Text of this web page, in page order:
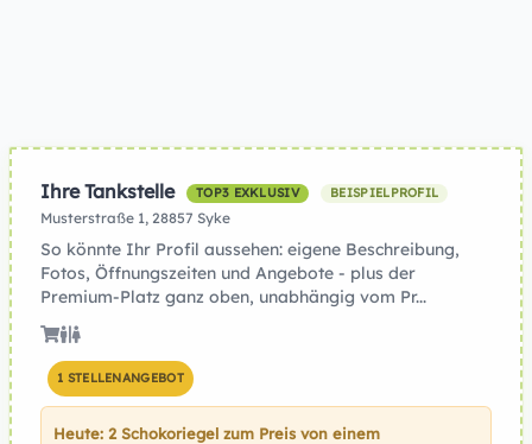
Ihre Tankstelle TOP3 EXKLUSIV BEISPIELPROFIL
Musterstraße 1, 28857 Syke
So könnte Ihr Profil aussehen: eigene Beschreibung,
Fotos, Öffnungszeiten und Angebote - plus der
Premium-Platz ganz oben, unabhängig vom Pr...
1 STELLENANGEBOT
Heute: 2 Schokoriegel zum Preis von einem